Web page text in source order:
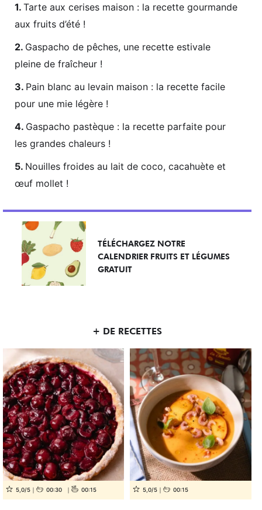
Tarte aux cerises maison : la recette gourmande
aux fruits d’été !
Gaspacho de pêches, une recette estivale
pleine de fraîcheur !
Pain blanc au levain maison : la recette facile
pour une mie légère !
Gaspacho pastèque : la recette parfaite pour
les grandes chaleurs !
Nouilles froides au lait de coco, cacahuète et
œuf mollet !
TÉLÉCHARGEZ NOTRE
CALENDRIER FRUITS ET LÉGUMES
GRATUIT
+ DE RECETTES
5,0/5 00:30 00:15 5,0/5 00:15